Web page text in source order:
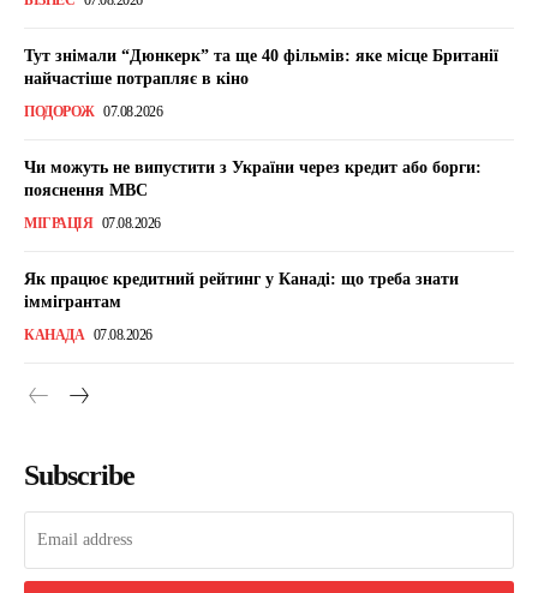
Тут знімали “Дюнкерк” та ще 40 фільмів: яке місце Британії
найчастіше потрапляє в кіно
ПОДОРОЖ 07.08.2026
Чи можуть не випустити з України через кредит або борги:
пояснення МВС
МІГРАЦІЯ 07.08.2026
Як працює кредитний рейтинг у Канаді: що треба знати
іммігрантам
КАНАДА 07.08.2026
Subscribe